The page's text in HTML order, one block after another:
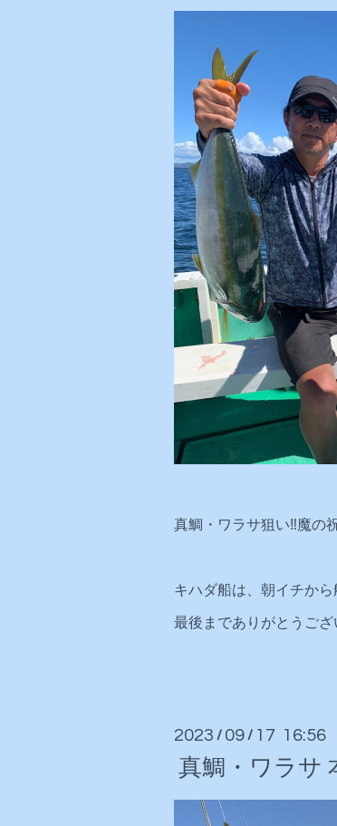
真鯛・ワラサ狙い‼️魔の
キハダ船は、朝イチか
最後までありがとうござ
2023 / 09 / 17 16:56
真鯛・ワラサ